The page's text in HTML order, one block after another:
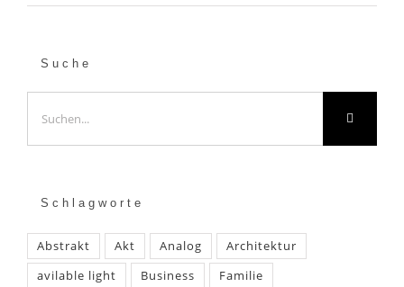
Suche
nach:
Schlagworte
Abstrakt Akt Analog
Architektur
avilable light
Business
Familie